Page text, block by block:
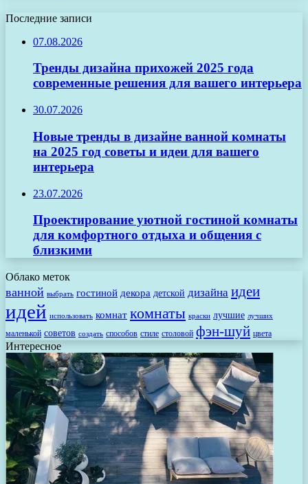
Последние записи
07.08.2026
Тренды дизайна прихожей 2025 года
современные решения для вашего интерьера
30.07.2026
Новые тренды в дизайне ванной комнаты
на 2025 год советы и идеи для вашего
интерьера
23.07.2026
Проектирование уютной гостиной комнаты
для комфортного отдыха и общения с
близкими
Облако меток
ванной выбрать гостиной декора детской дизайна идеи
идей использовать комнат комнаты краски лучшие лучших
маленькой советов создать способов стиле столовой фэн-шуй цвета
Интересное